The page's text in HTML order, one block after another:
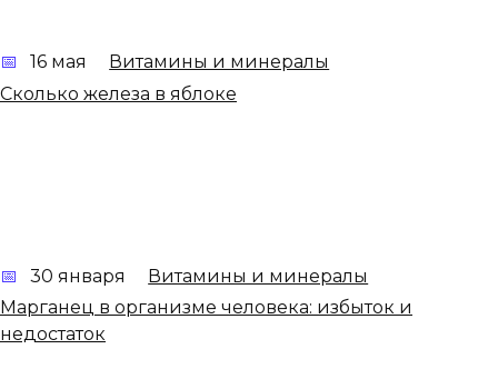
16 мая
Витамины и минералы
Сколько железа в яблоке
30 января
Витамины и минералы
Марганец в организме человека: избыток и
недостаток